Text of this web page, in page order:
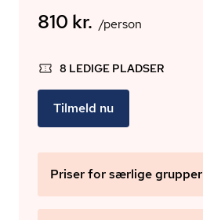
810 kr. /person
8 LEDIGE PLADSER
Tilmeld nu
Priser for særlige grupper